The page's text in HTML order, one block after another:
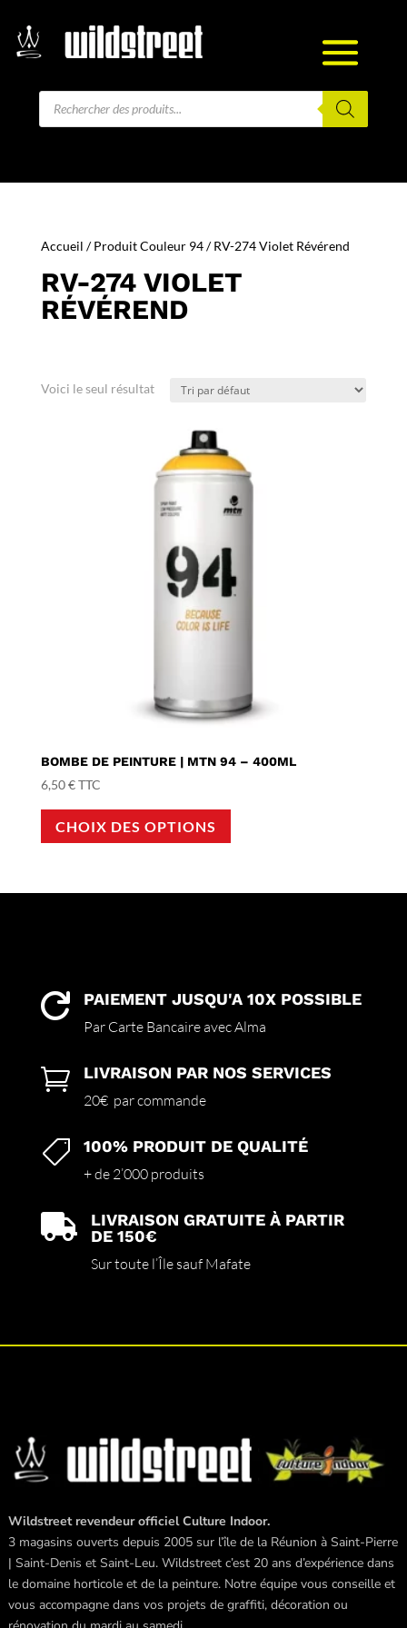
Recherche
Accueil / Produit Couleur 94 / RV-274 Violet Révérend
RV-274 VIOLET
RÉVÉREND
Voici le seul résultat
BOMBE DE PEINTURE | MTN 94 – 400ML
6,50€TTC
CHOIX DES OPTIONS
a
choisies
la
du
 PAIEMENT JUSQU'A 10X POSSIBLE
Par Carte Bancaire avec Alma
 LIVRAISON PAR NOS SERVICES
20€ par commande
 100% PRODUIT DE QUALITÉ
+ de 2’000 produits

LIVRAISON GRATUITE À PARTIR
DE 150€
Sur toute l’Île sauf Mafate
Wildstreet revendeur officiel Culture Indoor.
3 magasins ouverts depuis 2005 sur l’île de la Réunion à Saint-Pierre
| Saint-Denis et Saint-Leu. Wildstreet c’est 20 ans d’expérience dans
le domaine horticole et de la peinture. Notre équipe vous conseille et
vous accompagne dans vos projets de graffiti, décoration ou